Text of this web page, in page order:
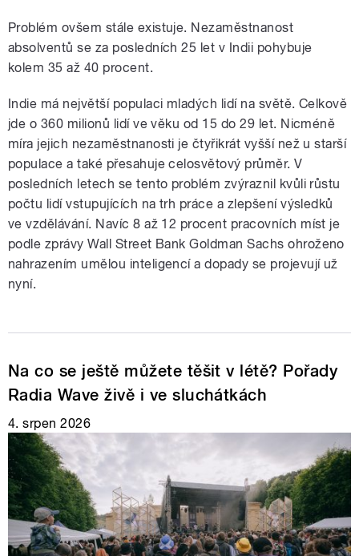
Problém ovšem stále existuje. Nezaměstnanost
absolventů se za posledních 25 let v Indii pohybuje
kolem 35 až 40 procent.
Indie má největší populaci mladých lidí na světě. Celkově
jde o 360 milionů lidí ve věku od 15 do 29 let. Nicméně
míra jejich nezaměstnanosti je čtyřikrát vyšší než u starší
populace a také přesahuje celosvětový průměr. V
posledních letech se tento problém zvýraznil kvůli růstu
počtu lidí vstupujících na trh práce a zlepšení výsledků
ve vzdělávání. Navíc 8 až 12 procent pracovních míst je
podle zprávy Wall Street Bank Goldman Sachs ohroženo
nahrazením umělou inteligencí a dopady se projevují už
nyní.
Na co se ještě můžete těšit v létě? Pořady
Radia Wave živě i ve sluchátkách
4. srpen 2026